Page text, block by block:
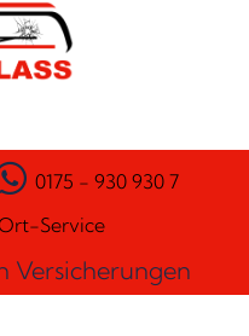
0175 - 930 930 7
Service
Versicherungen